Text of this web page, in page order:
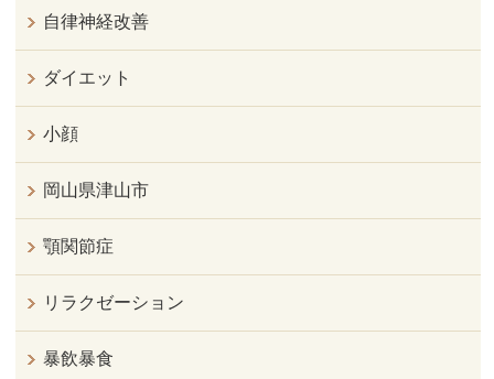
自律神経改善
ダイエット
小顔
岡山県津山市
顎関節症
リラクゼーション
暴飲暴食